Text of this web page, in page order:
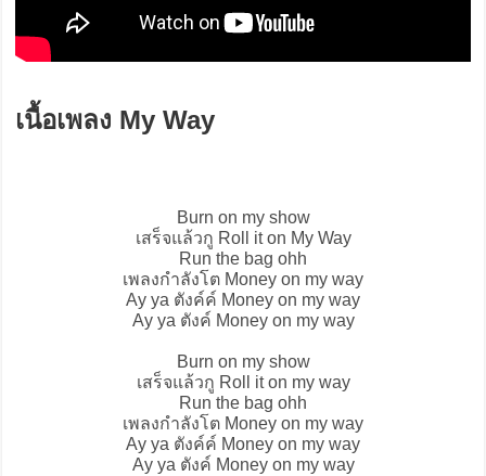
เนื้อเพลง My Way
Burn on my show
เสร็จแล้วกู Roll it on My Way
Run the bag ohh
เพลงกำลังโต Money on my way
Ay ya ตังค์ค์ Money on my way
Ay ya ตังค์ Money on my way
Burn on my show
เสร็จแล้วกู Roll it on my way
Run the bag ohh
เพลงกำลังโต Money on my way
Ay ya ตังค์ค์ Money on my way
Ay ya ตังค์ Money on my way